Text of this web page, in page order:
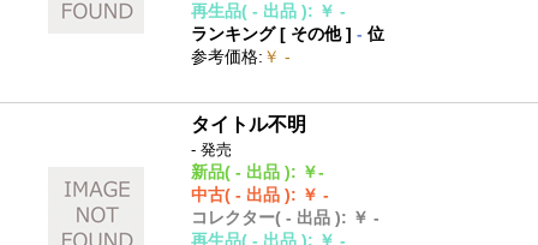
再生品( - 出品 ): ￥ -
ランキング [ その他]- 位
参考価格: ￥ -
タイトル不明
- 発売
新品( - 出品 ): ￥-
中古( - 出品 ): ￥ -
コレクター( - 出品 ): ￥ -
再生品( - 出品 ): ￥ -